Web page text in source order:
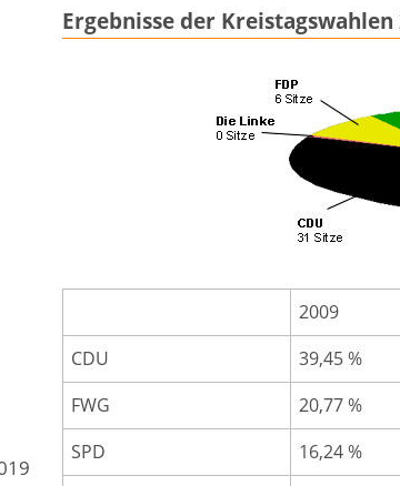
Ergebnisse der
2009
CDU
39,45 %
FWG
20,77 %
SPD
16,24 %